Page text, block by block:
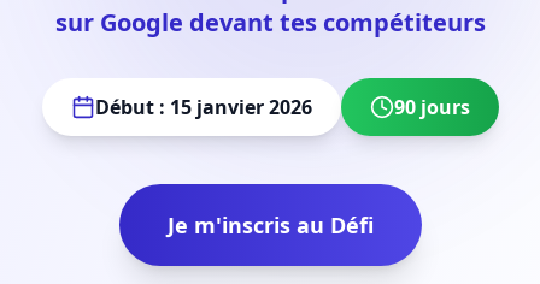
sur Google devant tes compétiteurs
Début : 15 janvier 2026 90 jours
Je m'inscris au Défi